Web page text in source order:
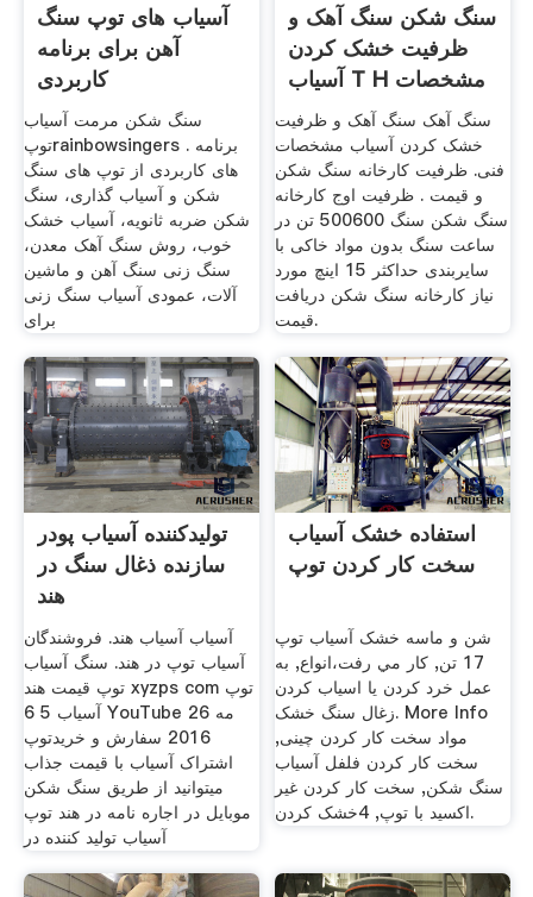
آسیاب های توپ سنگ
آهن برای برنامه
کاربردی
سنگ شکن مرمت آسیاب
توپrainbowsingers . برنامه
های کاربردی از توپ های سنگ
شکن و آسیاب گذاری، سنگ
شکن ضربه ثانویه، آسیاب خشک
خوب، روش سنگ آهک معدن،
سنگ زنی سنگ آهن و ماشین
آلات، عمودی آسیاب سنگ زنی
برای
سنگ شکن سنگ آهک و
ظرفیت خشک کردن
آسیاب T H مشخصات
فنی
سنگ آهک سنگ آهک و ظرفیت
خشک کردن آسیاب مشخصات
فنی. ظرفیت کارخانه سنگ شکن
و قیمت . ظرفیت اوج کارخانه
سنگ شکن سنگ 500600 تن در
ساعت سنگ بدون مواد خاکی با
سایربندی حداکثر 15 اینچ مورد
نیاز کارخانه سنگ شکن دریافت
قیمت.
تولیدکننده آسیاب پودر
سازنده ذغال سنگ در
هند
آسیاب آسیاب هند. فروشندگان
آسیاب توپ در هند. سنگ آسیاب
توپ قیمت هند xyzps com توپ
آسیاب 5 6 YouTube 26 مه
2016 سفارش و خریدتوپ
اشتراک آسیاب با قیمت جذاب
میتوانید از طریق سنگ شکن
موبایل در اجاره نامه در هند توپ
آسیاب تولید کننده در
استفاده خشک آسیاب
سخت کار کردن توپ
شن و ماسه خشک آسیاب توپ
17 تن, کار مي رفت،انواع, به
عمل خرد کردن یا اسیاب کردن
زغال سنگ خشک. More Info
مواد سخت کار کردن چینی,
سخت کار کردن فلفل آسیاب
سنگ شکن, سخت کار کردن غیر
اکسید با توپ, 4خشک کردن.